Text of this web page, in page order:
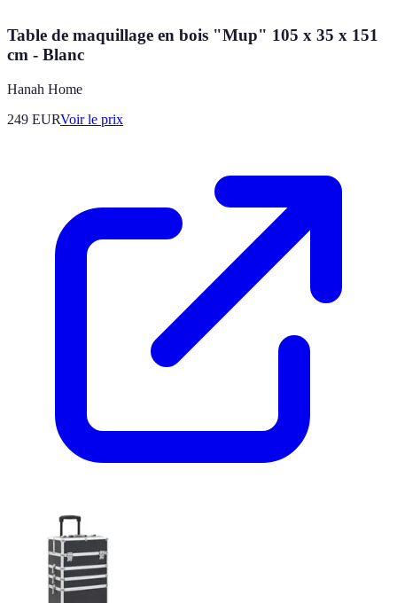
Table de maquillage en bois "Mup" 105 x 35 x 151
cm - Blanc
Hanah Home
249 EURVoir le prix